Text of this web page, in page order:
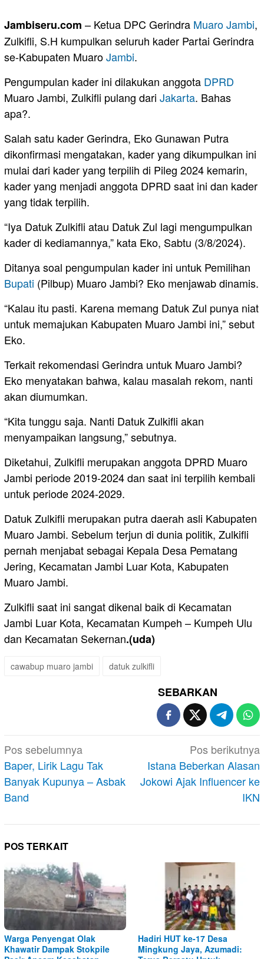
Jambiseru.com – Ketua DPC Gerindra Muaro Jambi,
Zulkifli, S.H kumpulkan seluruh kader Partai Gerindra
se-Kabupaten MuaroJambi.
Pengumpulan kader ini dilakukan anggota DPRD
Muaro Jambi, Zulkifli pulang dari Jakarta. Bahas
apa?.
Salah satu kader Gerindra, Eko Gunawan Putra
dikonfirmasi mengatakan, kader yang dikumpulkan ini
mulai dari kader yang terpilih di Pileg 2024 kemarin,
kader yang menjadi anggota DPRD saat ini dan kader
yang tidak terpilih.
“Iya Datuk Zulkifli atau Datuk Zul lagi mengumpulkan
kader di kediamannya,” kata Eko, Sabtu (3/8/2024).
Ditanya soal pengumpulan kader ini untuk Pemilihan
Bupati (Pilbup) Muaro Jambi? Eko menjawab dinamis.
“Kalau itu pasti. Karena memang Datuk Zul punya niat
untuk memajukan Kabupaten Muaro Jambi ini,” sebut
Eko.
Terkait rekomendasi Gerindra untuk Muaro Jambi?
Eko menyatakan bahwa, kalau masalah rekom, nanti
akan diumumkan.
“Kita tunggu saja. Nanti Datuk Zulkifli akan
menyampaikan langsung,” sebutnya.
Diketahui, Zulkifli merupakan anggota DPRD Muaro
Jambi periode 2019-2024 dan saat ini terpilih kembali
untuk periode 2024-2029.
Datuk Zulkifli merupakan putra daerah asli Kabupaten
Muaro Jambi. Sebelum terjun di dunia politik, Zulkifli
pernah menjabat sebagai Kepala Desa Pematang
Jering, Kecamatan Jambi Luar Kota, Kabupaten
Muaro Jambi.
Zulkifli saat ini sangat dikenal baik di Kecamatan
Jambi Luar Kota, Kecamatan Kumpeh – Kumpeh Ulu
dan Kecamatan Sekernan.(uda)
cawabup muaro jambi datuk zulkifli
SEBARKAN
Navigasi
pos
Pos sebelumnya
Baper, Lirik Lagu Tak
Banyak Kupunya – Asbak
Band
Pos berikutnya
Istana Beberkan Alasan
Jokowi Ajak Influencer ke
IKN
POS TERKAIT
Warga Penyengat Olak
Khawatir Dampak Stokpile
Hadiri HUT ke-17 Desa
Mingkung Jaya, Azumadi: